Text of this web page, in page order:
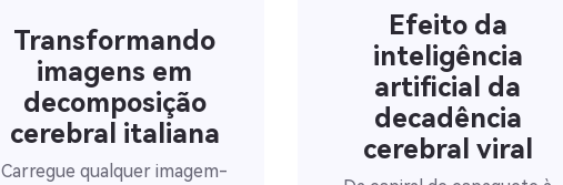
Transformando
imagens em
decomposição
cerebral italiana
Carregue qualquer imagem-
Efeito da
inteligência
artificial da
decadência
cerebral viral